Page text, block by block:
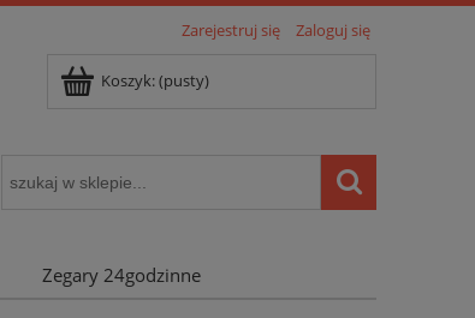
Zarejestruj się Zaloguj się
Koszyk:(pusty)
Zegary 24godzinne